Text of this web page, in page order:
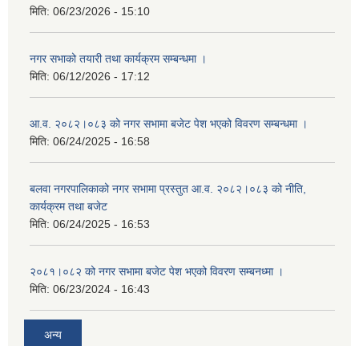
मिति: 06/23/2026 - 15:10
नगर सभाको तयारी तथा कार्यक्रम सम्बन्धमा ।
मिति: 06/12/2026 - 17:12
आ.व. २०८२।०८३ को नगर सभामा बजेट पेश भएको विवरण सम्बन्धमा ।
मिति: 06/24/2025 - 16:58
बलवा नगरपालिकाको नगर सभामा प्रस्तुत आ.व. २०८२।०८३ को नीति,
कार्यक्रम तथा बजेट
मिति: 06/24/2025 - 16:53
२०८१।०८२ को नगर सभामा बजेट पेश भएको विवरण सम्बनध्मा ।
मिति: 06/23/2024 - 16:43
अन्य